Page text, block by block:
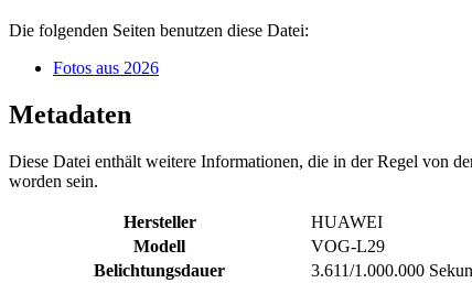
Die folgenden Seiten benutzen diese Datei:
Fotos aus 2026
Metadaten
Diese Datei enthält weitere Informationen, die in der Regel von
worden sein.
Hersteller
HUAWEI
Modell
VOG-L29
Belichtungsdauer
3.611/1.000.000